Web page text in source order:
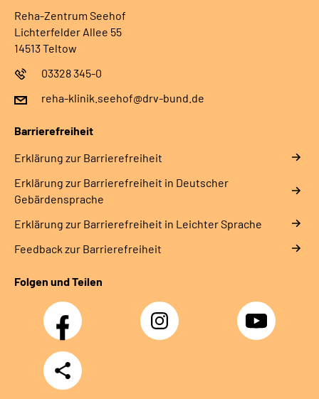
Reha-Zentrum Seehof
Lichterfelder Allee 55
14513 Teltow
03328 345-0
reha-klinik.seehof@drv-bund.de
Barrierefreiheit
Erklärung zur Barrierefreiheit
Erklärung zur Barrierefreiheit in Deutscher
Gebärdensprache
Erklärung zur Barrierefreiheit in Leichter Sprache
Feedback zur Barrierefreiheit
Folgen und Teilen
Facebook Instagram YouTube
Teilen